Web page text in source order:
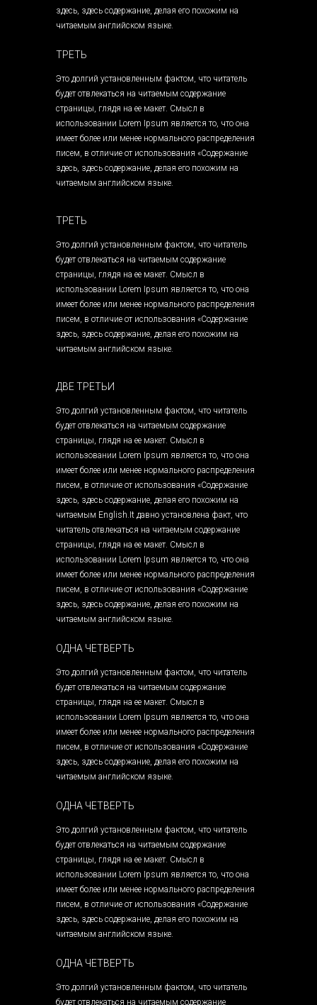
здесь, здесь содержание, делая его похожим на
читаемым английском языке.
ТРЕТЬ
Это долгий установленным фактом, что читатель
будет отвлекаться на читаемым содержание
страницы, глядя на ее макет. Смысл в
использовании Lorem Ipsum является то, что она
имеет более или менее нормального распределения
писем, в отличие от использования «Содержание
здесь, здесь содержание, делая его похожим на
читаемым английском языке.
ТРЕТЬ
Это долгий установленным фактом, что читатель
будет отвлекаться на читаемым содержание
страницы, глядя на ее макет. Смысл в
использовании Lorem Ipsum является то, что она
имеет более или менее нормального распределения
писем, в отличие от использования «Содержание
здесь, здесь содержание, делая его похожим на
читаемым английском языке.
ДВЕ ТРЕТЬИ
Это долгий установленным фактом, что читатель
будет отвлекаться на читаемым содержание
страницы, глядя на ее макет. Смысл в
использовании Lorem Ipsum является то, что она
имеет более или менее нормального распределения
писем, в отличие от использования «Содержание
здесь, здесь содержание, делая его похожим на
читаемым English.It давно установлена ​​факт, что
читатель отвлекаться на читаемым содержание
страницы, глядя на ее макет. Смысл в
использовании Lorem Ipsum является то, что она
имеет более или менее нормального распределения
писем, в отличие от использования «Содержание
здесь, здесь содержание, делая его похожим на
читаемым английском языке.
ОДНА ЧЕТВЕРТЬ
Это долгий установленным фактом, что читатель
будет отвлекаться на читаемым содержание
страницы, глядя на ее макет. Смысл в
использовании Lorem Ipsum является то, что она
имеет более или менее нормального распределения
писем, в отличие от использования «Содержание
здесь, здесь содержание, делая его похожим на
читаемым английском языке.
ОДНА ЧЕТВЕРТЬ
Это долгий установленным фактом, что читатель
будет отвлекаться на читаемым содержание
страницы, глядя на ее макет. Смысл в
использовании Lorem Ipsum является то, что она
имеет более или менее нормального распределения
писем, в отличие от использования «Содержание
здесь, здесь содержание, делая его похожим на
читаемым английском языке.
ОДНА ЧЕТВЕРТЬ
Это долгий установленным фактом, что читатель
будет отвлекаться на читаемым содержание